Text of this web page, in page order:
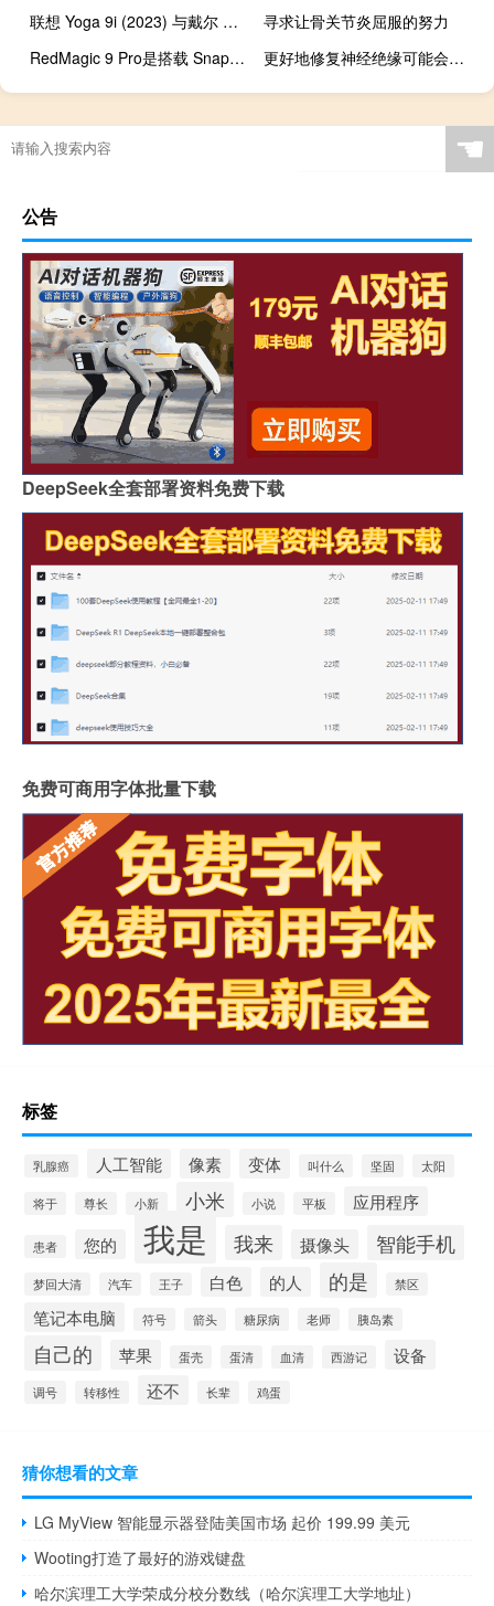
联想 Yoga 9i (2023) 与戴尔 XPS 13 (2022)：您应该购买哪款笔记本电脑
寻求让骨关节炎屈服的努力
RedMagic 9 Pro是搭载 Snapdragon 8 Gen 3 和超薄设计的游戏旗舰
更好地修复神经绝缘可能会带来新的多发性硬化症治疗方法
☚
公告
DeepSeek全套部署资料免费下载
免费可商用字体批量下载
标签
乳腺癌 人工智能 像素 变体 叫什么 坚固 太阳
将于 尊长 小新 小米 小说 平板 应用程序
患者 您的 我是 我来 摄像头 智能手机
梦回大清 汽车 王子 白色 的人 的是 禁区
笔记本电脑 符号 箭头 糖尿病 老师 胰岛素
自己的 苹果 蛋壳 蛋清 血清 西游记 设备
调号 转移性 还不 长辈 鸡蛋
猜你想看的文章
LG MyView 智能显示器登陆美国市场 起价 199.99 美元
Wooting打造了最好的游戏键盘
哈尔滨理工大学荣成分校分数线（哈尔滨理工大学地址）